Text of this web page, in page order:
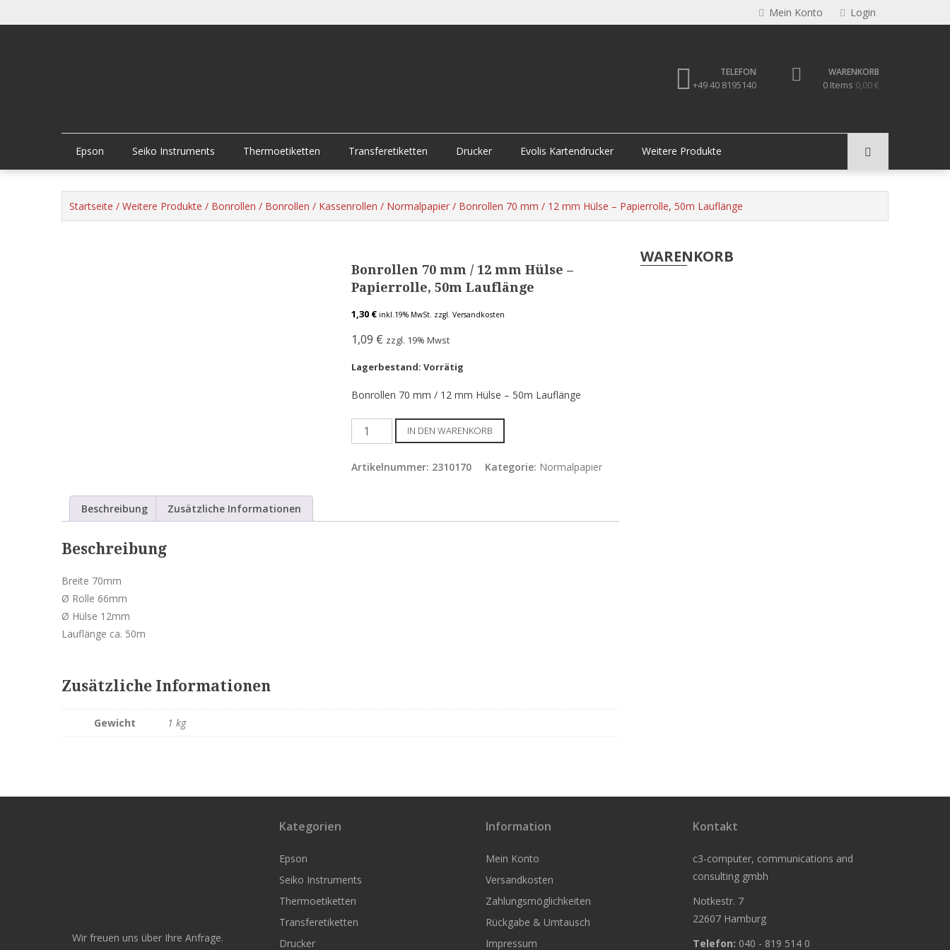
to
Mein Konto Login
TELEFON
+49 40 8195140
WARENKORB
0 Items 0,00 €
Epson Seiko Instruments Thermoetiketten Transferetiketten Drucker Evolis Kartendrucker Weitere Produkte
Startseite / Weitere Produkte / Bonrollen / Bonrollen / Kassenrollen / Normalpapier / Bonrollen 70 mm / 12 mm Hülse – Papierrolle, 50m Lauflänge
Bonrollen 70 mm / 12 mm Hülse –
Papierrolle, 50m Lauflänge
1,30 € inkl.19% MwSt. zzgl. Versandkosten
1,09 € zzgl. 19% Mwst
Lagerbestand: Vorrätig
Bonrollen 70 mm / 12 mm Hülse – 50m Lauflänge
Bonrollen
70
mm
IN DEN WARENKORB
Artikelnummer: 2310170 Kategorie: Normalpapier
Beschreibung Zusätzliche Informationen
Beschreibung
Breite 70mm
Ø Rolle 66mm
Ø Hülse 12mm
Lauflänge ca. 50m
Zusätzliche Informationen
Gewicht 1 kg
WARENKORB
Wir freuen uns über Ihre Anfrage.
Kategorien
Epson
Seiko Instruments
Thermoetiketten
Transferetiketten
Drucker
Information
Mein Konto
Versandkosten
Zahlungsmöglichkeiten
Rückgabe & Umtausch
Impressum
Kontakt
c3-computer, communications and
consulting gmbh
Notkestr. 7
22607 Hamburg
Telefon: 040 - 819 514 0